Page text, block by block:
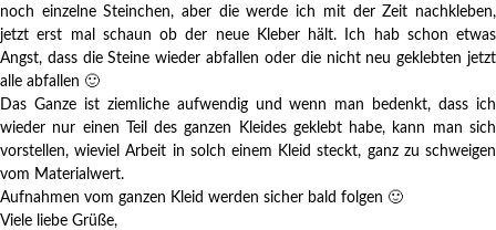
noch einzelne Steinchen, aber die werde ich mit der Zeit nachkleben,
jetzt erst mal schaun ob der neue Kleber hält. Ich hab schon etwas
Angst, dass die Steine wieder abfallen oder die nicht neu geklebten jetzt
alle abfallen 🙂
Das Ganze ist ziemliche aufwendig und wenn man bedenkt, dass ich
wieder nur einen Teil des ganzen Kleides geklebt habe, kann man sich
vorstellen, wieviel Arbeit in solch einem Kleid steckt, ganz zu schweigen
vom Materialwert.
Aufnahmen vom ganzen Kleid werden sicher bald folgen 🙂
Viele liebe Grüße,